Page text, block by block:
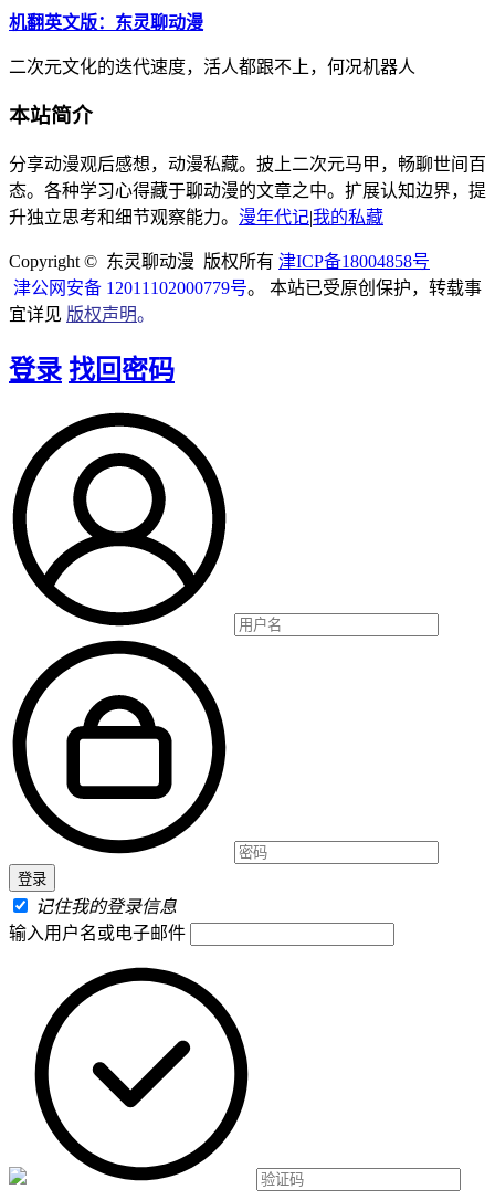
机翻英文版：东灵聊动漫
二次元文化的迭代速度，活人都跟不上，何况机器人
本站简介
分享动漫观后感想，动漫私藏。披上二次元马甲，畅聊世间百
态。各种学习心得藏于聊动漫的文章之中。扩展认知边界，提
升独立思考和细节观察能力。 漫年代记|我的私藏
Copyright © 东灵聊动漫 版权所有 津ICP备18004858号
津公网安备 12011102000779号。 本站已受原创保护，转载事
宜详见 版权声明。
登录 找回密码
记住我的登录信息
输入用户名或电子邮件